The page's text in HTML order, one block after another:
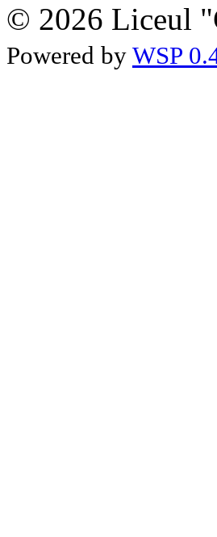
© 2026 Liceul
Powered by WSP